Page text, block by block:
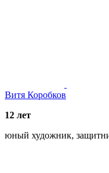
Витя Коробков
12 лет
юный художник,